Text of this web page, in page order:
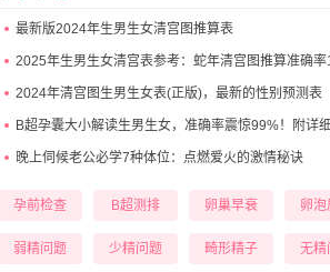
最新版2024年生男生女清宫图推算表
2025年生男生女清宫表参考：蛇年清宫图推算准确率
2024年清宫图生男生女表(正版)，最新的性别预测表
B超孕囊大小解读生男生女，准确率震惊99%！附详细解析
晚上伺候老公必学7种体位：点燃爱火的激情秘诀
孕前检查 B超测排 卵巢早衰 卵泡
弱精问题 少精问题 畸形精子 无精